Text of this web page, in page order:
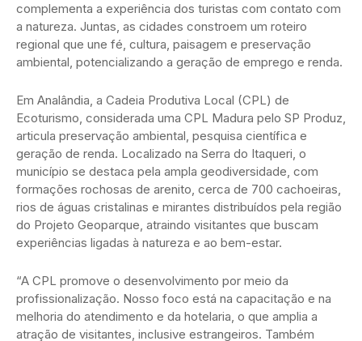
complementa a experiência dos turistas com contato com
a natureza. Juntas, as cidades constroem um roteiro
regional que une fé, cultura, paisagem e preservação
ambiental, potencializando a geração de emprego e renda.
Em Analândia, a Cadeia Produtiva Local (CPL) de
Ecoturismo, considerada uma CPL Madura pelo SP Produz,
articula preservação ambiental, pesquisa científica e
geração de renda. Localizado na Serra do Itaqueri, o
município se destaca pela ampla geodiversidade, com
formações rochosas de arenito, cerca de 700 cachoeiras,
rios de águas cristalinas e mirantes distribuídos pela região
do Projeto Geoparque, atraindo visitantes que buscam
experiências ligadas à natureza e ao bem-estar.
“A CPL promove o desenvolvimento por meio da
profissionalização. Nosso foco está na capacitação e na
melhoria do atendimento e da hotelaria, o que amplia a
atração de visitantes, inclusive estrangeiros. Também